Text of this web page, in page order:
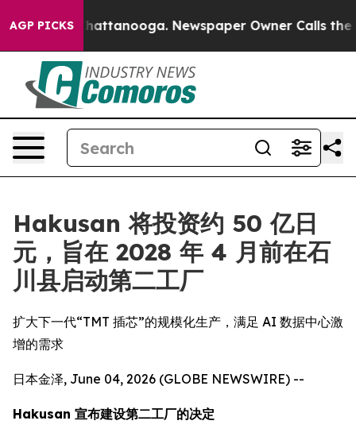
AGP PICKS
in Chattanooga. Newspaper Owner Calls the
Hakusan 将投资约 50 亿日
元，旨在 2028 年 4 月前在石
川县启动第二工厂
扩大下一代“TMT 插芯”的规模化生产，满足 AI 数据中心激
增的需求
日本金泽, June 04, 2026 (GLOBE NEWSWIRE) --
Hakusan 宣布建设第二工厂的决定